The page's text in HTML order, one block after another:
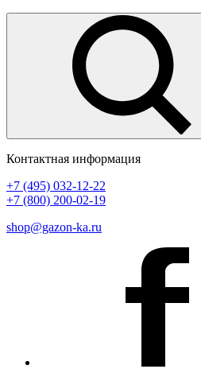
Контактная информация
+7 (495) 032-12-22
+7 (800) 200-02-19
shop@gazon-ka.ru